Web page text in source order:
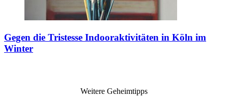
Gegen die Tristesse Indooraktivitäten in Köln im
Winter
Weitere Geheimtipps